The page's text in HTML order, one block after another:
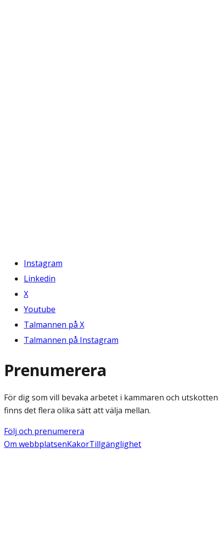
Instagram
Linkedin
X
Youtube
Talmannen på X
Talmannen på Instagram
Prenumerera
För dig som vill bevaka arbetet i kammaren och utskotten
finns det flera olika sätt att välja mellan.
Följ och prenumerera
Om webbplatsenKakorTillgänglighet